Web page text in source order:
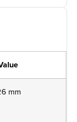
mm